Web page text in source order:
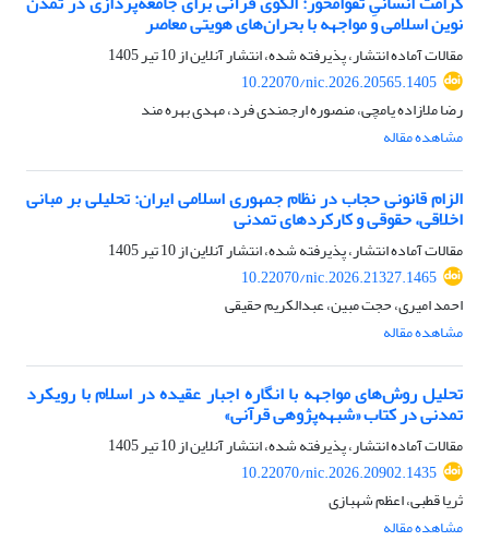
نوین اسلامی و مواجهه با بحران‌های هویتی معاصر
مقالات آماده انتشار، پذیرفته شده، انتشار آنلاین از10 تیر 1405
10.22070/nic.2026.20565.1405
رضا ملازاده یامچی، منصوره ارجمندی فرد، مهدی بهره مند
مشاهده مقاله
الزام قانونی حجاب در نظام جمهوری اسلامی ایران: تحلیلی بر مبانی
اخلاقی، حقوقی و کارکردهای تمدنی
مقالات آماده انتشار، پذیرفته شده، انتشار آنلاین از10 تیر 1405
10.22070/nic.2026.21327.1465
احمد امیری، حجت مبین، عبدالکریم حقیقی
مشاهده مقاله
تحلیل روش‌های مواجهه با انگاره اجبار عقیده‏ در اسلام با رویکرد
تمدنی در کتاب «شبهه‌پژوهی قرآنی»‏
مقالات آماده انتشار، پذیرفته شده، انتشار آنلاین از10 تیر 1405
10.22070/nic.2026.20902.1435
ثریا قطبی، اعظم شهبازی
مشاهده مقاله